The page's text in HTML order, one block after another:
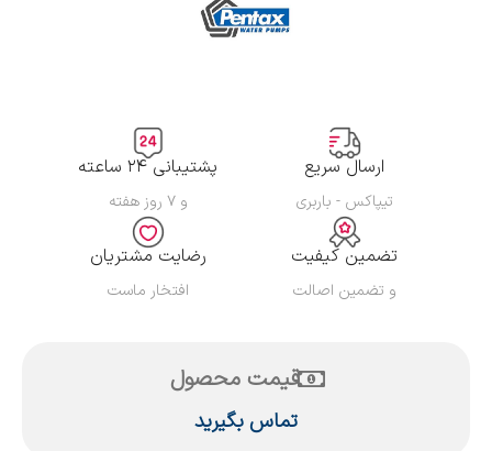
ارسال سریع
تیپاکس - باربری
پشتیبانی ۲۴ ساعته
و ۷ روز هفته
تضمین کیفیت
و تضمین اصالت
رضایت مشتریان
افتخار ماست
قیمت محصول
تماس بگیرید